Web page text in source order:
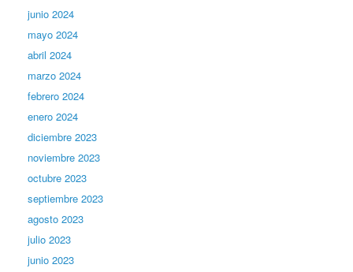
junio 2024
mayo 2024
abril 2024
marzo 2024
febrero 2024
enero 2024
diciembre 2023
noviembre 2023
octubre 2023
septiembre 2023
agosto 2023
julio 2023
junio 2023